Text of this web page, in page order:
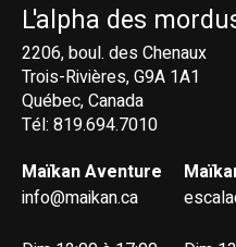
L'alpha des
2206, boul. des Chenaux
Trois-Rivières, G9A 1A1
Québec, Canada
Tél: 819.694.7010
Maïkan Aventure
info@maikan.ca